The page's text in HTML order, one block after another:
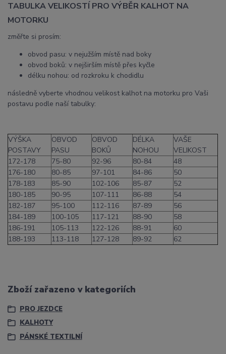
TABULKA VELIKOSTÍ PRO VÝBĚR KALHOT NA
MOTORKU
změřte si prosím:
obvod pasu: v nejužším místě nad boky
obvod boků: v nejširším místě přes kyčle
délku nohou: od rozkroku k chodidlu
následně vyberte vhodnou velikost kalhot na motorku pro Vaši
postavu podle naší tabulky:
VÝŠKA
POSTAVY
OBVOD
PASU
OBVOD
BOKŮ
DÉLKA
NOHOU
VAŠE
VELIKOST
172-178
75-80 92-96 80-84
48
176-180
80-85 97-101 84-86
50
178-183
85-90 102-106 85-87
52
180-185
90-95 107-111 86-88
54
182-187
95-100 112-116 87-89
56
184-189
100-105 117-121 88-90
58
186-191
105-113 122-126 88-91
60
188-193
113-118 127-128 89-92 62
Zboží zařazeno v kategoriích
PRO JEZDCE
KALHOTY
PÁNSKÉ TEXTILNÍ